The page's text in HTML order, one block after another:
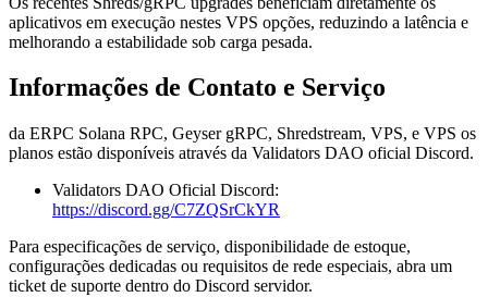
aplicativos em execução nestes VPS opções, reduzindo a latência e
melhorando a estabilidade sob carga pesada.
Informações de Contato e Serviço
da ERPC Solana RPC, Geyser gRPC, Shredstream, VPS, e VPS os
planos estão disponíveis através da Validators DAO oficial Discord.
Validators DAO Oficial Discord:
https://discord.gg/C7ZQSrCkYR
Para especificações de serviço, disponibilidade de estoque,
configurações dedicadas ou requisitos de rede especiais, abra um
ticket de suporte dentro do Discord servidor.